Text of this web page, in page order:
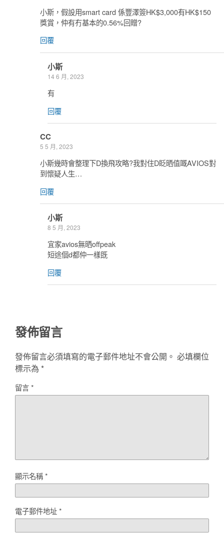
小斯，假設用smart card 係豐澤簽HK$3,000有HK$150
獎賞，仲有冇基本的0.56%回贈?
回覆
小斯
14 6 月, 2023
有
回覆
CC
5 5 月, 2023
小斯幾時會整理下D換飛攻略?我對住D眨晒值嘅AVIOS對
到懷疑人生…
回覆
小斯
8 5 月, 2023
宜家avios無晒offpeak
短途個d都仲一樣既
回覆
發佈留言
發佈留言必須填寫的電子郵件地址不會公開。 必填欄位
標示為 *
留言*
顯示名稱*
電子郵件地址*